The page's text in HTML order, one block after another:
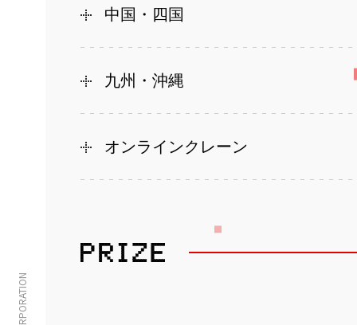
中国・四国
九州・沖縄
オンラインクレーン